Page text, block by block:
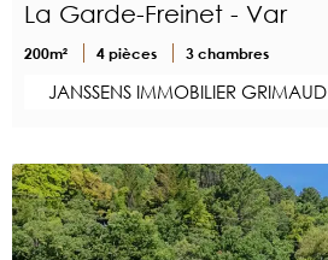
La Garde-Freinet - Var
200m² 4 pièces 3 chambres
JANSSENS IMMOBILIER GRIMAUD